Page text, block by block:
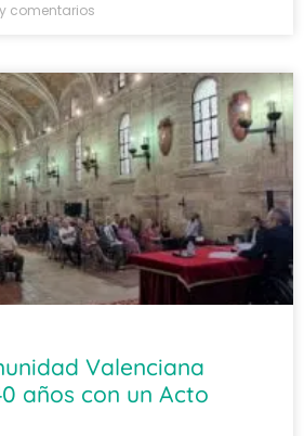
comentarios
Valenciana
años con un Acto